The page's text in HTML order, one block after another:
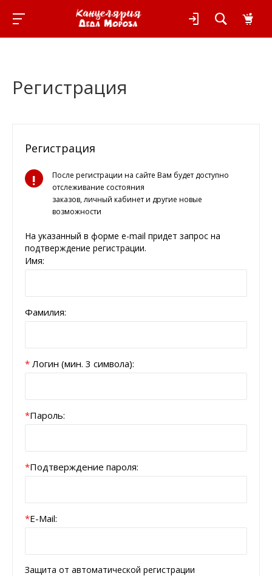
Регистрация
Регистрация
После регистрации на сайте Вам будет доступно
отслеживание состояния
заказов, личный кабинет и другие новые
возможности
На указанный в форме e-mail придет запрос на
подтверждение регистрации.
Имя:
Фамилия:
* Логин (мин. 3 символа):
*Пароль:
*Подтверждение пароля:
*E-Mail:
Защита от автоматической регистрации